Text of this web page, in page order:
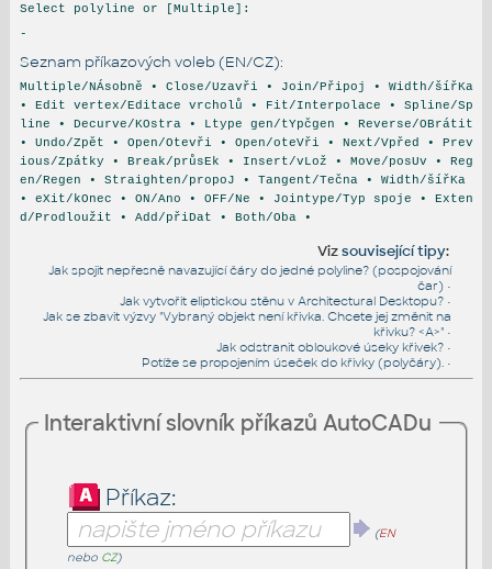
Select polyline or [Multiple]:
-
Seznam příkazových voleb (EN/CZ):
Multiple/NÁsobně • Close/Uzavři • Join/Připoj • Width/šířKa
• Edit vertex/Editace vrcholů • Fit/Interpolace • Spline/Sp
line • Decurve/KOstra • Ltype gen/tYpčgen • Reverse/OBrátit
• Undo/Zpět • Open/Otevři • Open/oteVři • Next/Vpřed • Prev
ious/Zpátky • Break/průsEk • Insert/vLož • Move/posUv • Reg
en/Regen • Straighten/propoJ • Tangent/Tečna • Width/šířKa
• eXit/kOnec • ON/Ano • OFF/Ne • Jointype/Typ spoje • Exten
d/Prodloužit • Add/přiDat • Both/Oba •
Vizsouvisející tipy:
Jak spojit nepřesně navazující čáry do jedné polyline? (pospojování
čar) •
Jak vytvořit eliptickou stěnu v Architectural Desktopu? •
Jak se zbavit výzvy "Vybraný objekt není křivka. Chcete jej změnit na
křivku? <A>" •
Jak odstranit obloukové úseky křivek? •
Potíže se propojením úseček do křivky (polyčáry). •
Interaktivní slovník příkazů AutoCADu
Příkaz:
(EN
nebo CZ)